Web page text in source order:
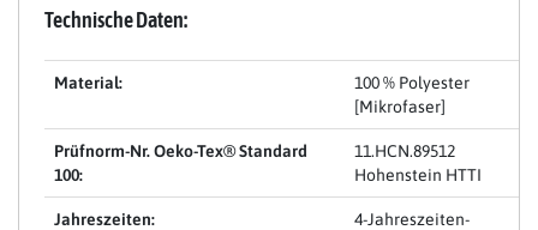
Technische Daten:
Material:
100 % Polyester
[Mikrofaser]
Prüfnorm-Nr. Oeko-Tex® Standard
100:
11.HCN.89512
Hohenstein HTTI
Jahreszeiten: 4-Jahreszeiten-